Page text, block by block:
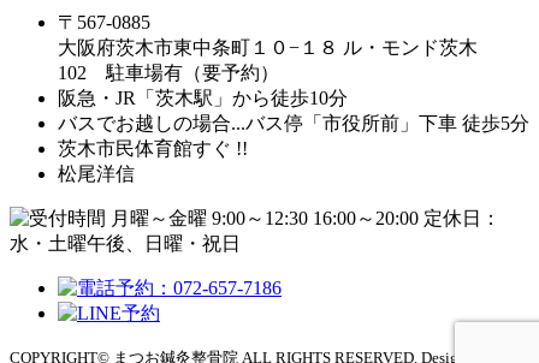
〒567-0885
大阪府茨木市東中条町１０−１８ ル・モンド茨木
102 駐車場有（要予約）
阪急・JR「茨木駅」から徒歩10分
バスでお越しの場合...バス停「市役所前」下車 徒歩5分
茨木市民体育館すぐ !!
松尾洋信
COPYRIGHT© まつお鍼灸整骨院 ALL RIGHTS RESERVED. Design by